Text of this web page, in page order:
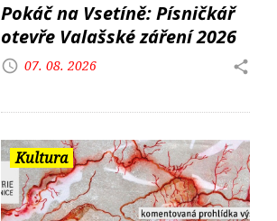
Pokáč na Vsetíně: Písničkář
otevře Valašské záření 2026
07. 08. 2026
Kultura